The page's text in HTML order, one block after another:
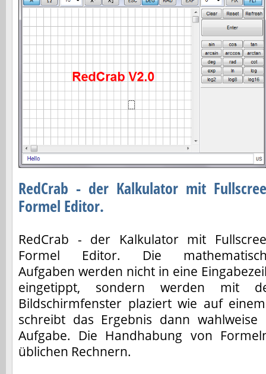
RedCrab - der Kalkulator mit
Formel Editor.
RedCrab - der Kalkulator mit
Formel Editor. Die
Aufgaben werden nicht in eine
eingetippt, sondern werden mit
Bildschirmfenster plaziert wie auf
schreibt das Ergebnis dann
Aufgabe. Die Handhabung von
üblichen Rechnern.